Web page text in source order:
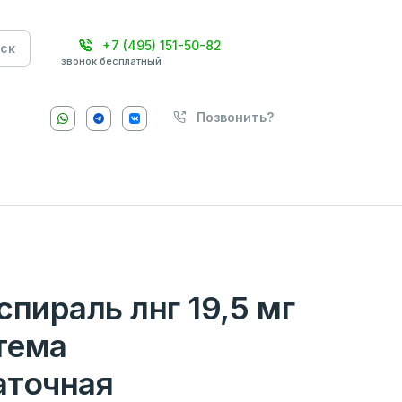
+7 (495) 151-50-82
звонок бесплатный
Позвонить?
лнг 19,5 мг